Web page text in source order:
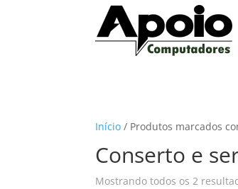
Início / Produtos marcados
Conserto e
Mostrando todos os 2